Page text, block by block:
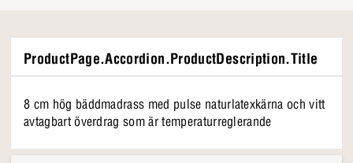
ProductPage.Accordion.ProductDescription.Title
8 cm hög bäddmadrass med pulse naturlatexkärna och vitt
avtagbart överdrag som är temperaturreglerande